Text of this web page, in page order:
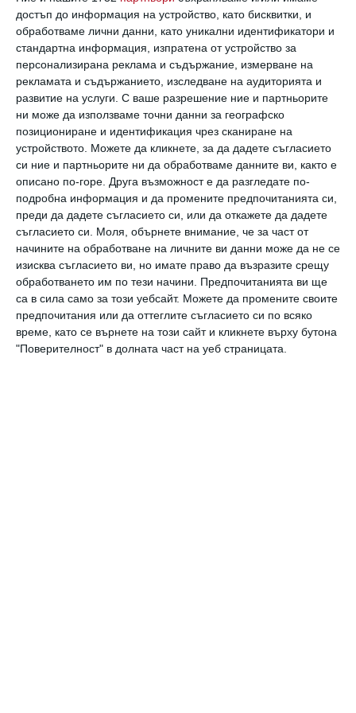
достъп до информация на устройство, като бисквитки, и
обработваме лични данни, като уникални идентификатори и
стандартна информация, изпратена от устройство за
персонализирана реклама и съдържание, измерване на
рекламата и съдържанието, изследване на аудиторията и
развитие на услуги. С ваше разрешение ние и партньорите
ни може да използваме точни данни за географско
позициониране и идентификация чрез сканиране на
устройството. Можете да кликнете, за да дадете съгласието
си ние и партньорите ни да обработваме данните ви, както е
описано по-горе. Друга възможност е да разгледате по-
подробна информация и да промените предпочитанията си,
преди да дадете съгласието си, или да откажете да дадете
съгласието си.
Моля, обърнете внимание, че за част от
начините на обработване на личните ви данни може да не се
изисква съгласието ви, но имате право да възразите срещу
обработването им по тези начини. Предпочитанията ви ще
са в сила само за този уебсайт. Можете да промените своите
предпочитания или да оттеглите съгласието си по всяко
време, като се върнете на този сайт и кликнете върху бутона
"Поверителност" в долната част на уеб страницата.
Как нервната майка „заразява“ дъщеря си
10 послания, които детето интуитивно попива
19 юли 2026 г.
Здраве
Защо бебето губи тегло в първите дни от
живота